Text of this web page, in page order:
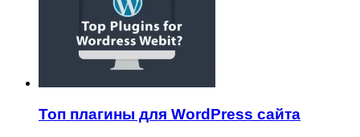
Топ плагины для WordPress сайта